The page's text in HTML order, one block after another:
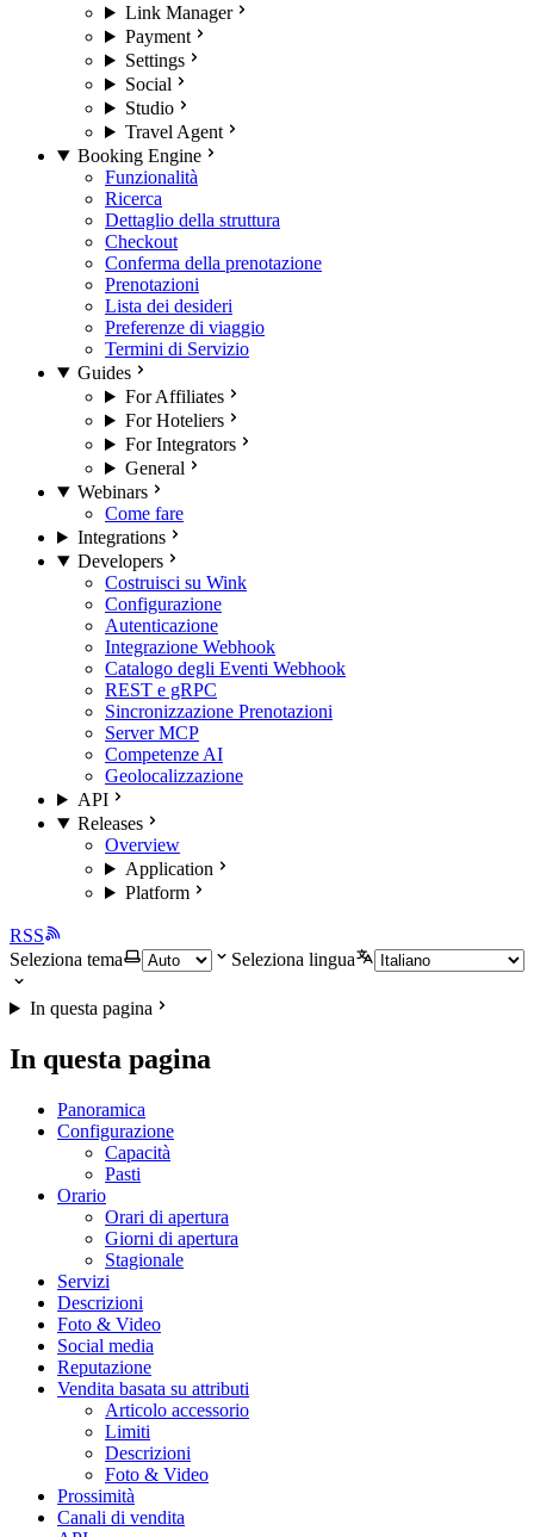
Link Manager
Payment
Settings
Social
Studio
Travel Agent
Booking Engine
Funzionalità
Ricerca
Dettaglio della struttura
Checkout
Conferma della prenotazione
Prenotazioni
Lista dei desideri
Preferenze di viaggio
Termini di Servizio
Guides
For Affiliates
For Hoteliers
For Integrators
General
Webinars
Come fare
Integrations
Developers
Costruisci su Wink
Configurazione
Autenticazione
Integrazione Webhook
Catalogo degli Eventi Webhook
REST e gRPC
Sincronizzazione Prenotazioni
Server MCP
Competenze AI
Geolocalizzazione
API
Releases
Overview
Application
Platform
RSS
Seleziona tema
Seleziona lingua
In questa pagina
In questa pagina
Panoramica
Configurazione
Capacità
Pasti
Orario
Orari di apertura
Giorni di apertura
Stagionale
Servizi
Descrizioni
Foto & Video
Social media
Reputazione
Vendita basata su attributi
Articolo accessorio
Limiti
Descrizioni
Foto & Video
Prossimità
Canali di vendita